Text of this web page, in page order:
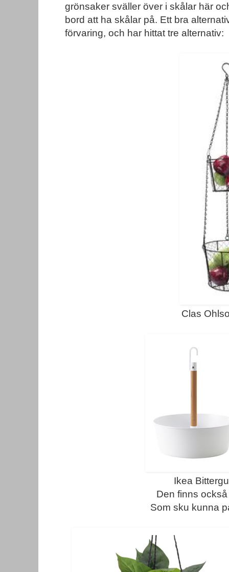
grönsaker sväller över i skålar här
bord att ha skålar på. Ett bra
förvaring, och har hittat tre alternativ:
Clas
Ikea
Den finns
Som sku kunna